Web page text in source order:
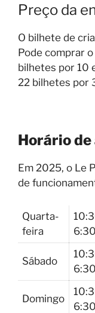
Preço da
O bilhete de
Pode comprar
bilhetes por 10
22 bilhetes por
Horário
Em 2025, o Le
de
Quarta-
feira
Sábado
Domingo